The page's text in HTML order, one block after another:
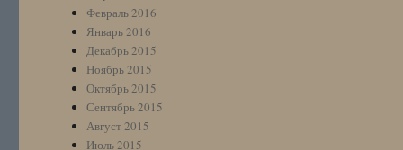
Февраль 2016
Январь 2016
Декабрь 2015
Ноябрь 2015
Октябрь 2015
Сентябрь 2015
Август 2015
Июль 2015